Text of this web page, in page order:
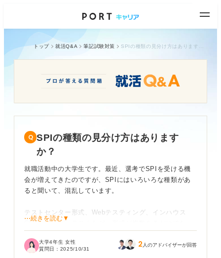
トップ 就活Q&A 筆記試験対策
SPIの種類の見分け方はあります
か？
就職活動中の大学生です。最近、選考でSPIを受ける機
会が増えてきたのですが、SPIにはいろいろな種類があ
ると聞いて、混乱しています。
テストセンター形式、Webテスティング、インハウス
CBT、ペーパーテストなど、形式が複数あるだけでな
知りました。
⋯続きを読む▼
大学4年生 女性
質問日： 2025/10/31 2 人のアドバイザーが回答